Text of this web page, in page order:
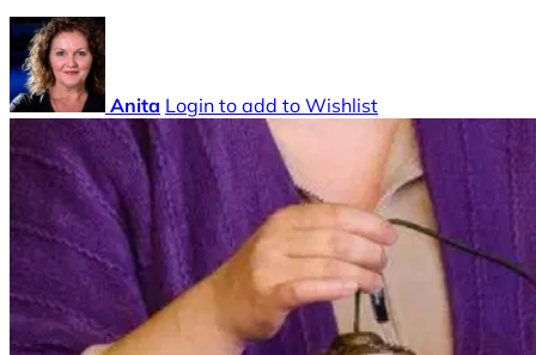
Anita Login to add to Wishlist